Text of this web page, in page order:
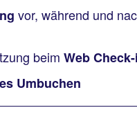
vor, während und
beim Web
Umbuchen